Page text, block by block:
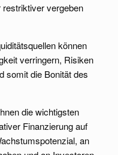
vergeben
können
verringern, Risiken
somit die Bonität des
die wichtigsten
Finanzierung auf
an